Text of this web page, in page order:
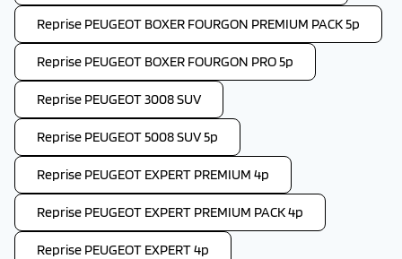
Reprise PEUGEOT BOXER FOURGON PREMIUM PACK 5p
Reprise PEUGEOT BOXER FOURGON PRO 5p
Reprise PEUGEOT 3008 SUV
Reprise PEUGEOT 5008 SUV 5p
Reprise PEUGEOT EXPERT PREMIUM 4p
Reprise PEUGEOT EXPERT PREMIUM PACK 4p
Reprise PEUGEOT EXPERT 4p